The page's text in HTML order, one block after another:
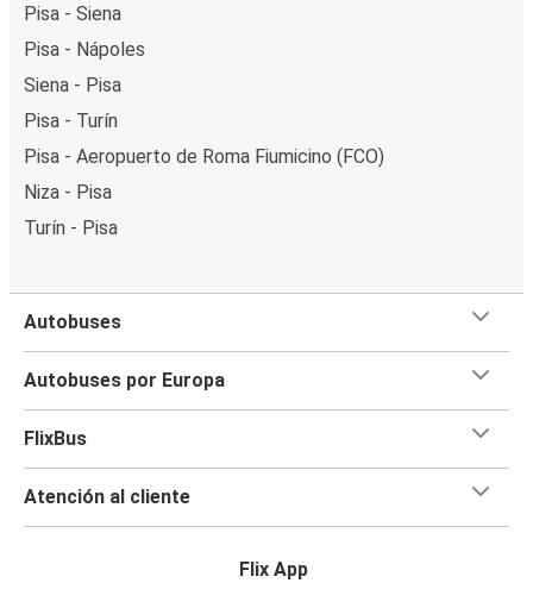
Pisa - Siena
Pisa - Nápoles
Siena - Pisa
Pisa - Turín
Pisa - Aeropuerto de Roma Fiumicino (FCO)
Niza - Pisa
Turín - Pisa
Autobuses
Autobuses por Europa
FlixBus
Atención al cliente
Flix App